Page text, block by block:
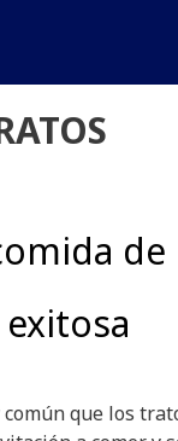
de
que los